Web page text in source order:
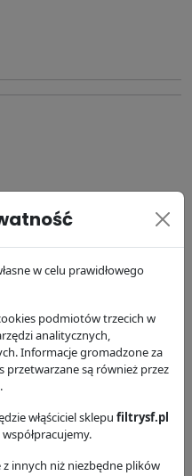
KOSZYKA
Zastosowanie
HY10372
w celu prawidłowego
podmiotów trzecich w
analitycznych,
Informacje gromadzone za
są również przez
włąściciel sklepu filtrysf.pl
innych niż niezbędne plików